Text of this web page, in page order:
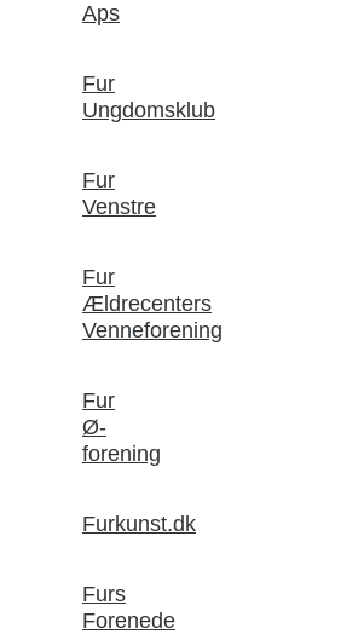
Aps
Fur
Ungdomsklub
Fur
Venstre
Fur
Ældrecenters
Venneforening
Fur
Ø-
forening
Furkunst.dk
Furs
Forenede